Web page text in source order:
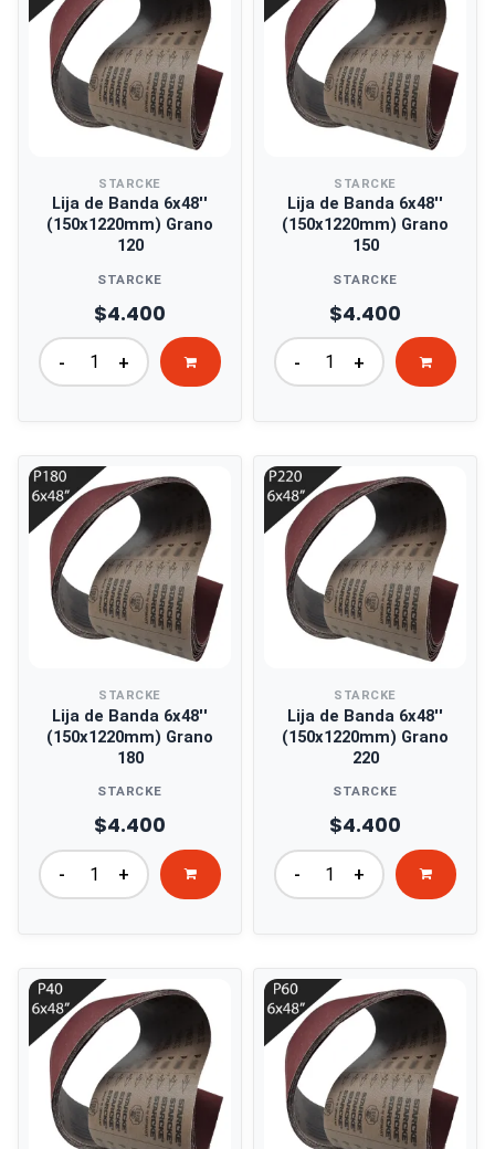
STARCKE
Lija de Banda 6x48''
(150x1220mm) Grano
120
STARCKE
$4.400
- +
STARCKE
Lija de Banda 6x48''
(150x1220mm) Grano
150
STARCKE
$4.400
- +
STARCKE
Lija de Banda 6x48''
(150x1220mm) Grano
180
STARCKE
$4.400
- +
STARCKE
Lija de Banda 6x48''
(150x1220mm) Grano
220
STARCKE
$4.400
- +